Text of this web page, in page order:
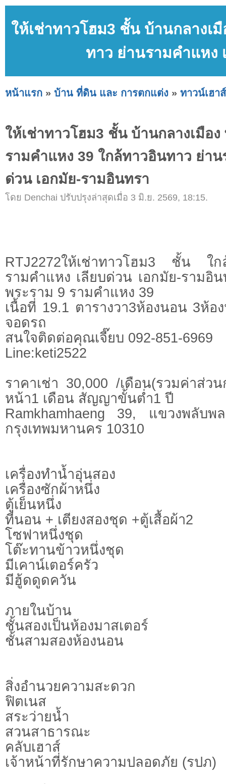
ให้เช่าทาวโฮม3 ชั้น บ้านกลางเ
ทาว ย่านรามคำแหง
หน้าแรก » บ้าน ที่ดิน และ การตกแต่ง » ทาวน์เฮาส์
ให้เช่าทาวโฮม3 ชั้น บ้านกลางเมือง
รามคำแหง 39 ใกล้ทาวอินทาว ย่าน
ด่วน เอกมัย-รามอินทรา
โดย Denchai ปรับปรุงล่าสุดเมื่อ 3 มิ.ย. 2569, 18:15.
RTJ2272ให้เช่าทาวโฮม3 ชั้น ใ
รามคำแหง เลียบด่วน เอกมัย-รามอิ
พระราม 9 รามคำแหง 39
เนื้อที่ 19.1 ตารางวา3ห้องนอน 3ห้อ
จอดรถ
สนใจติดต่อคุณเจี๊ยบ 092-851-6969
Line:keti2522
ราคาเช่า 30,000 /เดือน(รวมค่าส่ว
หน้า1 เดือน สัญญาขั้นต่ำ1 ปี
Ramkhamhaeng 39, แขวงพลับพ
กรุงเทพมหานคร 10310
เครื่องทำน้ำอุ่นสอง
เครื่องซักผ้าหนึ่ง
ตู้เย็นหนึ่ง
ที่นอน + เตียงสองชุด +ตู้เสื้อผ้า2
โซฟาหนึ่งชุด
โต๊ะทานข้าวหนึ่งชุด
มีเคาน์เตอร์ครัว
มีฮู้ดดูดควัน
ภายในบ้าน
ชั้นสองเป็นห้องมาสเตอร์
ชั้นสามสองห้องนอน
สิ่งอำนวยความสะดวก
ฟิตเนส
สระว่ายน้ำ
สวนสาธารณะ
คลับเฮาส์
เจ้าหน้าที่รักษาความปลอดภัย (รปภ)